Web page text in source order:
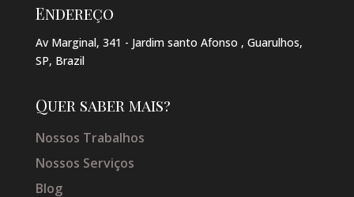
Endereço
Av Marginal, 341 - Jardim santo Afonso , Guarulhos,
SP, Brazil
Quer saber mais?
Nossos Trabalhos
Nossos Serviços
Blog